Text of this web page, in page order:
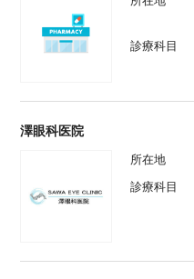
診療科目
澤眼科医院
所在地
診療科目